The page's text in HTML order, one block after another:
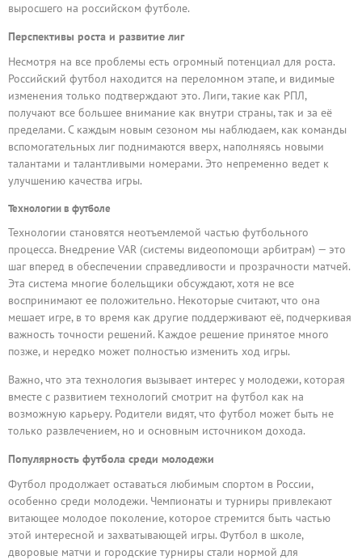
выросшего на российском футболе.
Перспективы роста и развитие лиг
Несмотря на все проблемы есть огромный потенциал для роста.
Российский футбол находится на переломном этапе, и видимые
изменения только подтверждают это. Лиги, такие как РПЛ,
получают все большее внимание как внутри страны, так и за её
пределами. С каждым новым сезоном мы наблюдаем, как команды
вспомогательных лиг поднимаются вверх, наполняясь новыми
талантами и талантливыми номерами. Это непременно ведет к
улучшению качества игры.
Технологии в футболе
Технологии становятся неотъемлемой частью футбольного
процесса. Внедрение VAR (системы видеопомощи арбитрам) — это
шаг вперед в обеспечении справедливости и прозрачности матчей.
Эта система многие болельщики обсуждают, хотя не все
воспринимают ее положительно. Некоторые считают, что она
мешает игре, в то время как другие поддерживают её, подчеркивая
важность точности решений. Каждое решение принятое много
позже, и нередко может полностью изменить ход игры.
Важно, что эта технология вызывает интерес у молодежи, которая
вместе с развитием технологий смотрит на футбол как на
возможную карьеру. Родители видят, что футбол может быть не
только развлечением, но и основным источником дохода.
Популярность футбола среди молодежи
Футбол продолжает оставаться любимым спортом в России,
особенно среди молодежи. Чемпионаты и турниры привлекают
витающее молодое поколение, которое стремится быть частью
этой интересной и захватывающей игры. Футбол в школе,
дворовые матчи и городские турниры стали нормой для